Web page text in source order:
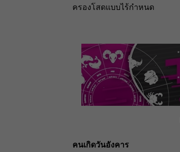
ครองโสดแบบไร้กำหนด
คนเกิดวันอังคาร